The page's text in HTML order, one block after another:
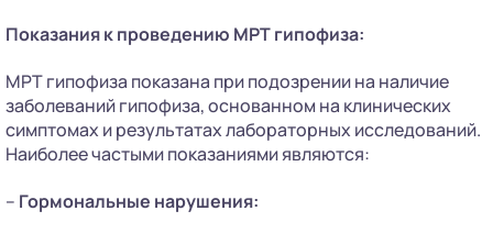
Показания к проведению МРТ гипофиза:
МРТ гипофиза показана при подозрении на наличие
заболеваний гипофиза, основанном на клинических
симптомах и результатах лабораторных исследований.
Наиболее частыми показаниями являются:
– Гормональные нарушения: